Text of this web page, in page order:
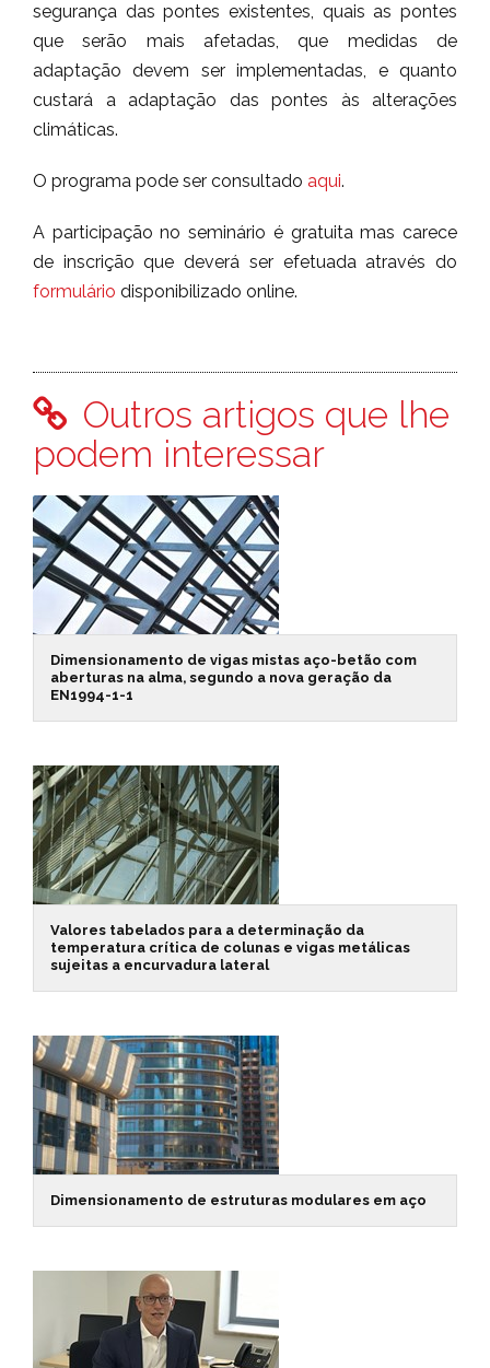
segurança das pontes existentes, quais as pontes
que serão mais afetadas, que medidas de
adaptação devem ser implementadas, e quanto
custará a adaptação das pontes às alterações
climáticas.
O programa pode ser consultado aqui.
A participação no seminário é gratuita mas carece
de inscrição que deverá ser efetuada através do
formulário disponibilizado online.
Outros artigos que lhe
podem interessar
Dimensionamento de vigas mistas aço-betão com
aberturas na alma, segundo a nova geração da
EN1994-1-1
Valores tabelados para a determinação da
temperatura crítica de colunas e vigas metálicas
sujeitas a encurvadura lateral
Dimensionamento de estruturas modulares em aço